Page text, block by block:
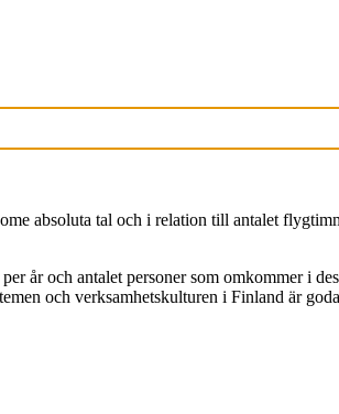
absoluta tal och i relation till antalet
år och antalet personer som omkommer i
och verksamhetskulturen i Finland är